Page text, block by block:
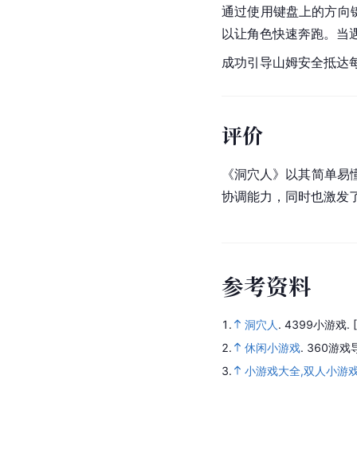
通过使用键盘上的方向
以让角色快速奔跑。当
成功引导山姆安全抵达
评价
《洞穴人》以其简单
协调能力，同时也激发
参考资料
1. 洞穴人 . 4399小游戏.
2.
休闲小游戏. 360游戏
3.
小游戏大全,双人小游